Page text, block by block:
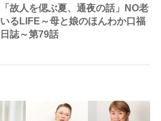
「故人を偲ぶ夏、通夜の話」NO老
いるLIFE～母と娘のほんわか口福
日誌～第79話